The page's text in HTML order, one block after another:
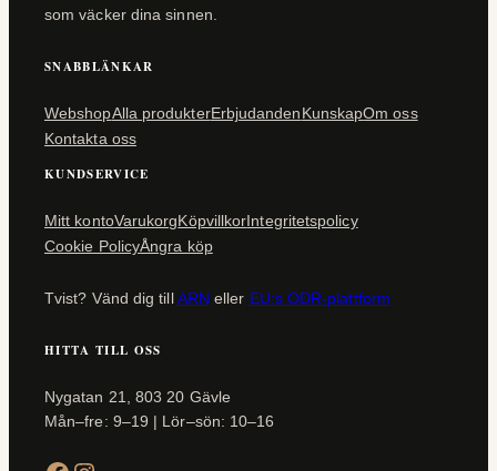
som väcker dina sinnen.
SNABBLÄNKAR
WebshopAlla produkterErbjudandenKunskapOm oss
Kontakta oss
KUNDSERVICE
Mitt kontoVarukorgKöpvillkorIntegritetspolicy
Cookie PolicyÅngra köp
Tvist? Vänd dig tillARN eller EU:s ODR-plattform
HITTA TILL OSS
Nygatan 21, 803 20 Gävle
Mån–fre: 9–19 | Lör–sön: 10–16